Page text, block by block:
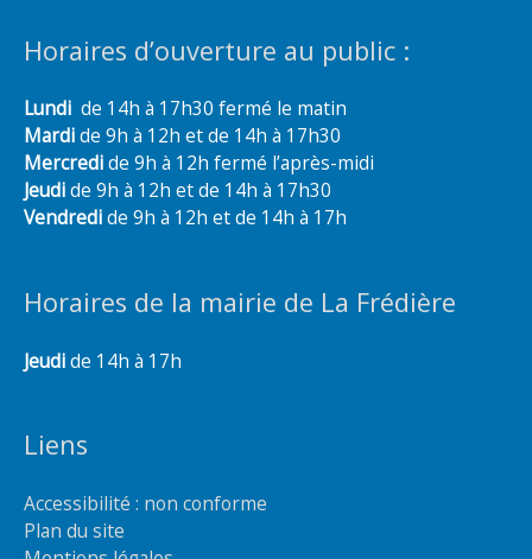
Horaires d’ouverture au public :
Lundi de 14h à 17h30 fermé le matin
Mardide 9h à 12h et de 14h à 17h30
Mercredide 9h à 12h fermé l’après-midi
Jeudide 9h à 12h et de 14h à 17h30
Vendredide 9h à 12h et de 14h à 17h
Horaires de la mairie de La Frédière
Jeudide 14h à 17h
Liens
Accessibilité : non conforme
Plan du site